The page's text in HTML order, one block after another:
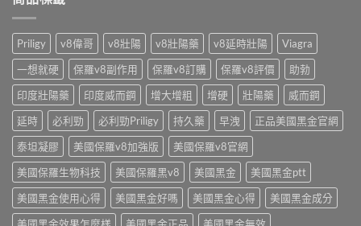
顆
本〉
中
你
台
灣
怎
麼
買〉
中
教
你
依
需
求
挑〉
中
貨
付
安
全
嗎？
藥
師
點
破
3
大
陷
阱〉
中
Priligy v8偉哥 v8壯陽 v8壯陽藥 v8延時壯陽
Viagra
一想就硬
保羅v8副作用 保羅v8訂購 保羅v8評價
助勃
印度壯陽藥
印度威而鋼 增大增粗 增硬 壯陽藥
威而鋼
延時
必利勁 必利勁Priligy 持久藥 早洩
正品美國黑金官網
泰坦凝膠
美國保羅v8加強版
美國保羅v8官網
美國保羅生物科技
美國保羅黑v8 美國黑金
美國黑金ptt
美國黑金使用心得
美國黑金好嗎 美國黑金心得
美國黑金成分
美國黑金效果怎麼樣
美國黑金正品 美國黑金無效